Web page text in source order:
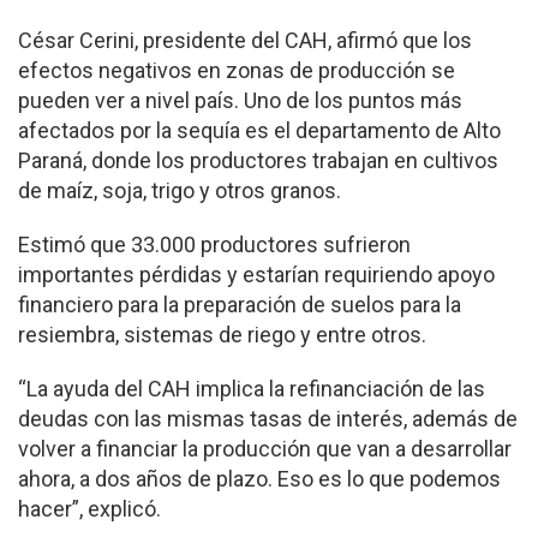
César Cerini, presidente del CAH, afirmó que los
efectos negativos en zonas de producción se
pueden ver a nivel país. Uno de los puntos más
afectados por la sequía es el departamento de Alto
Paraná, donde los productores trabajan en cultivos
de maíz, soja, trigo y otros granos.
Estimó que 33.000 productores sufrieron
importantes pérdidas y estarían requiriendo apoyo
financiero para la preparación de suelos para la
resiembra, sistemas de riego y entre otros.
“La ayuda del CAH implica la refinanciación de las
deudas con las mismas tasas de interés, además de
volver a financiar la producción que van a desarrollar
ahora, a dos años de plazo. Eso es lo que podemos
hacer”, explicó.